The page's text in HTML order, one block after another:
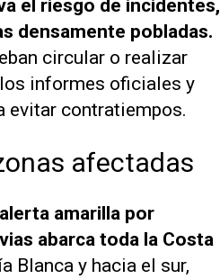
el riesgo de incidentes,
densamente pobladas.
circular o realizar
informes oficiales y
evitar contratiempos.
afectadas
amarilla por
abarca toda la Costa
Blanca y hacia el sur,